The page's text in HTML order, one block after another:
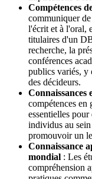
Compétences
communiquer
l'écrit et à l'oral,
titulaires d'un
recherche, la
conférences
publics variés, y
des décideurs.
Connaissances
compétences en
essentielles
individus au
promouvoir un
Connaissance
mondial : Les
compréhension